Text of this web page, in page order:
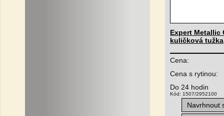
Expert Metallic
kuličková tužka
Cena:
Cena s rytinou:
Do 24 hodin
Kód: 1507/2952100
Navrhnout